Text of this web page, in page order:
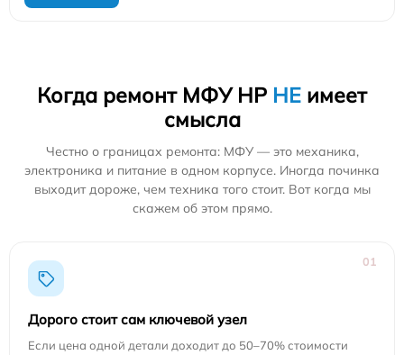
Когда ремонт МФУ HP НЕ имеет
смысла
Честно о границах ремонта: МФУ — это механика,
электроника и питание в одном корпусе. Иногда починка
выходит дороже, чем техника того стоит. Вот когда мы
скажем об этом прямо.
01
Дорого стоит сам ключевой узел
Если цена одной детали доходит до 50–70% стоимости